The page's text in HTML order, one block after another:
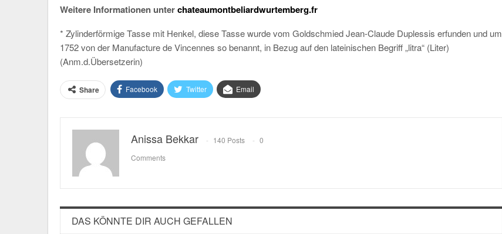
Weitere Informationen unterchateaumontbeliardwurtemberg.fr
* Zylinderförmige Tasse mit Henkel, diese Tasse wurde vom Goldschmied Jean-Claude Duplessis erfunden und um
1752 von der Manufacture de Vincennes so benannt, in Bezug auf den lateinischen Begriff „litra“ (Liter)
(Anm.d.Übersetzerin)
Share Facebook Twitter Email
Anissa Bekkar 140 Posts
0
Comments
DAS KÖNNTE DIR AUCH GEFALLEN